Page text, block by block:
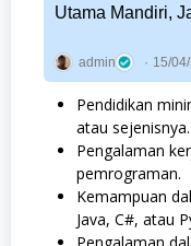
Utama Mandiri,
admin 15/
Pendidikan
atau sejenisnya.
Pengalaman
pemrograman.
Kemampuan
Java, C#, atau